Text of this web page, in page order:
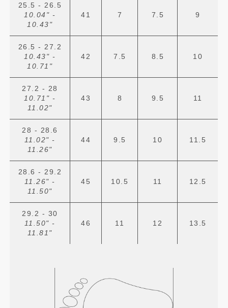
25.5 - 26.5
10.04" -
10.43"
41 7 7.5 9
26.5 - 27.2
10.43" -
10.71"
42 7.5 8.5 10
27.2 - 28
10.71" -
11.02"
43 8 9.5 11
28 - 28.6
11.02" -
11.26"
44 9.5 10 11.5
28.6 - 29.2
11.26" -
11.50"
45 10.5 11 12.5
29.2 - 30
11.50" -
11.81"
46 11 12 13.5